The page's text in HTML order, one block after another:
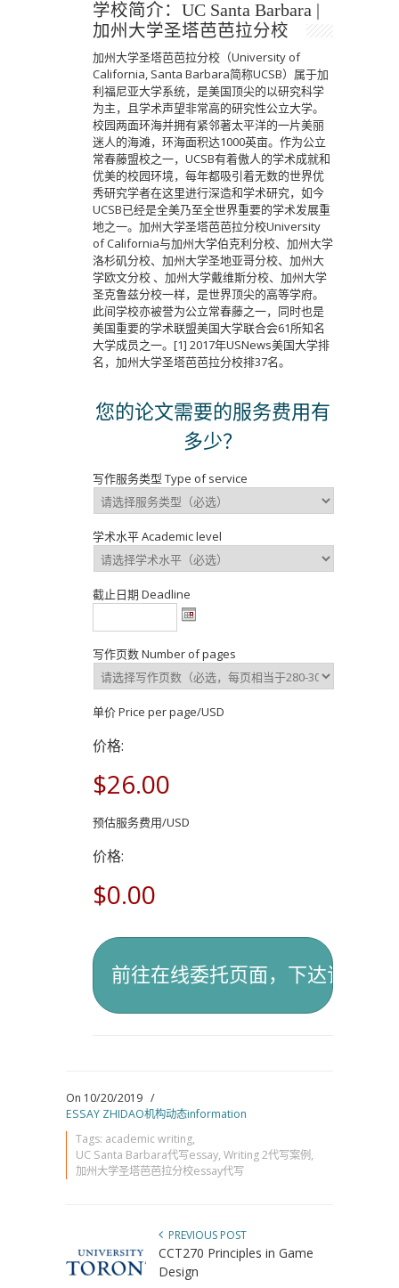
学校简介：UC Santa Barbara |
加州大学圣塔芭芭拉分校
加州大学圣塔芭芭拉分校（University of
California, Santa Barbara简称UCSB）属于加
利福尼亚大学系统，是美国顶尖的以研究科学
为主，且学术声望非常高的研究性公立大学。
校园两面环海并拥有紧邻著太平洋的一片美丽
迷人的海滩，环海面积达1000英亩。作为公立
常春藤盟校之一，UCSB有着傲人的学术成就和
优美的校园环境，每年都吸引着无数的世界优
秀研究学者在这里进行深造和学术研究，如今
UCSB已经是全美乃至全世界重要的学术发展重
地之一。加州大学圣塔芭芭拉分校University
of California与加州大学伯克利分校、加州大学
洛杉矶分校、加州大学圣地亚哥分校、加州大
学欧文分校 、加州大学戴维斯分校、加州大学
圣克鲁兹分校一样，是世界顶尖的高等学府。
此间学校亦被誉为公立常春藤之一，同时也是
美国重要的学术联盟美国大学联合会61所知名
大学成员之一。[1] 2017年USNews美国大学排
名，加州大学圣塔芭芭拉分校排37名。
您的论文需要的服务费用有
多少？
写作服务类型 Type of service
学术水平 Academic level
截止日期 Deadline
写作页数 Number of pages
单价 Price per page/USD
价格:
$26.00
预估服务费用/USD
价格:
$0.00
On 10/20/2019 /
ESSAY ZHIDAO机构动态information
Tags: academic writing,
UC Santa Barbara代写essay, Writing 2代写案例,
加州大学圣塔芭芭拉分校essay代写
PREVIOUS POST
CCT270 Principles in Game
Design